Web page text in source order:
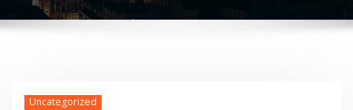
Uncategorized